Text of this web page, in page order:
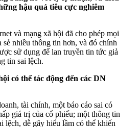
hậu quả tiêu cực nghiêm
và mạng xã hội đã cho phép mọi
nhiều thông tin hơn, và đó chính
sử dụng để lan truyền tin tức giả
tin sai lệch.
có thể tác động đến các DN
tài chính, một báo cáo sai có
giá trị của cổ phiếu; một thông tin
lệch, dễ gây hiểu lầm có thể khiến